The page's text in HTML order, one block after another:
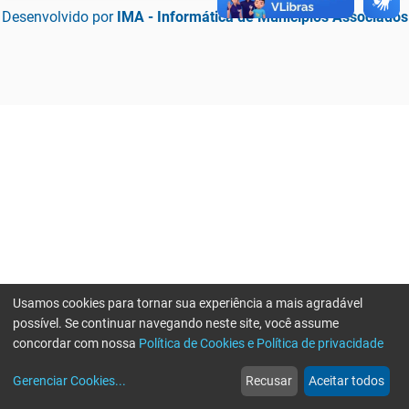
Desenvolvido por IMA - Informática de Municípios Associados
web
Notícias
more_horiz
Mais
Usamos cookies para tornar sua experiência a mais agradável
possível. Se continuar navegando neste site, você assume
concordar com nossa Política de Cookies e Política de privacidade
Gerenciar Cookies... Recusar Aceitar todos
Erro ao enviar informações, por favor tente novamente